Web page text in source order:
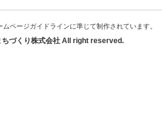
ページガイドラインに準じて制作されています。
づくり株式会社 All right reserved.